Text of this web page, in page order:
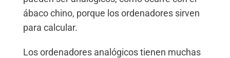
ábaco chino, porque los ordenadores sirven
para calcular.
Los ordenadores analógicos tienen muchas